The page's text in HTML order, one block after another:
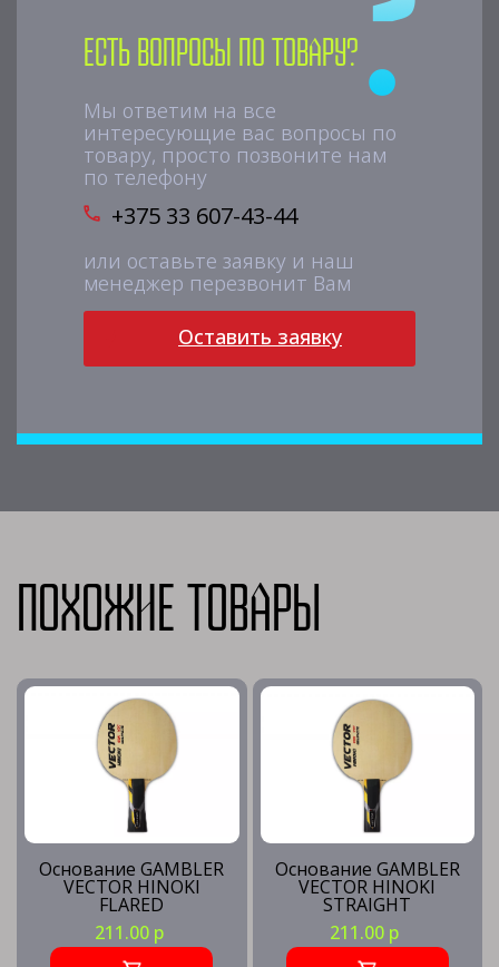
Есть вопросы по товару?
Мы ответим на все
интересующие вас вопросы по
товару, просто позвоните нам
по телефону
+375 33 607-43-44
или оставьте заявку и наш
менеджер перезвонит Вам
Оставить заявку
Похожие товары
Основание GAMBLER
VECTOR HINOKI
FLARED
211.00 р
Основание GAMBLER
VECTOR HINOKI
STRAIGHT
211.00 р